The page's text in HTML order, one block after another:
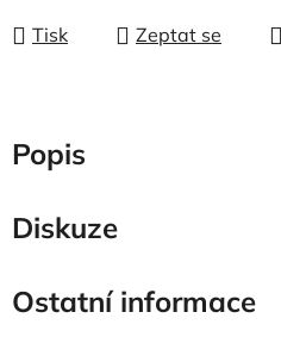
Tisk Zeptat se
Popis
Diskuze
Ostatní informace